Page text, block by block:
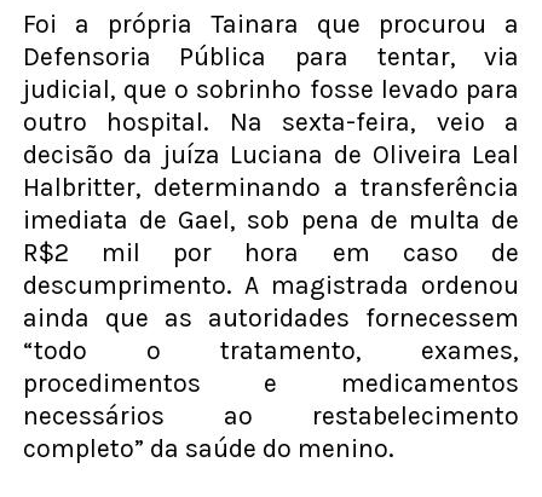
Foi a própria Tainara que procurou a
Defensoria Pública para tentar, via
judicial, que o sobrinho fosse levado para
outro hospital. Na sexta-feira, veio a
decisão da juíza Luciana de Oliveira Leal
Halbritter, determinando a transferência
imediata de Gael, sob pena de multa de
R$2 mil por hora em caso de
descumprimento. A magistrada ordenou
ainda que as autoridades fornecessem
“todo o tratamento, exames,
procedimentos e medicamentos
necessários ao restabelecimento
completo” da saúde do menino.